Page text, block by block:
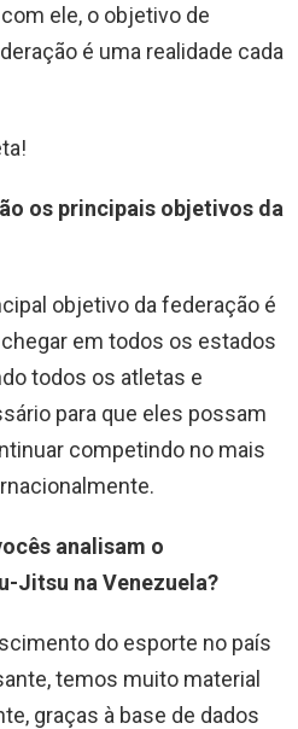
ele, o objetivo de
é uma realidade cada
os principais objetivos da
objetivo da federação é
em todos os estados
todos os atletas e
para que eles possam
competindo no mais
analisam o
Jitsu na Venezuela?
do esporte no país
temos muito material
graças à base de dados